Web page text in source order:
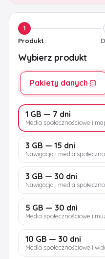
1
Produkt
Wybierz produkt
Pakiety danych
1 GB — 7 dni
Media społecznościowe i
3 GB — 15 dni
Nawigacja i media
3 GB — 30 dni
Nawigacja i media
5 GB — 30 dni
Media społecznościowe i
10 GB — 30 dni
Media społecznościowe i